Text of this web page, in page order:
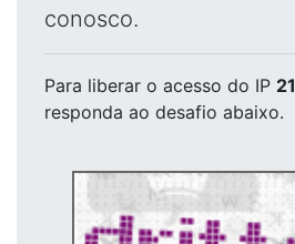
conosco.
Para liberar o acesso do IP
responda ao desafio abaixo.